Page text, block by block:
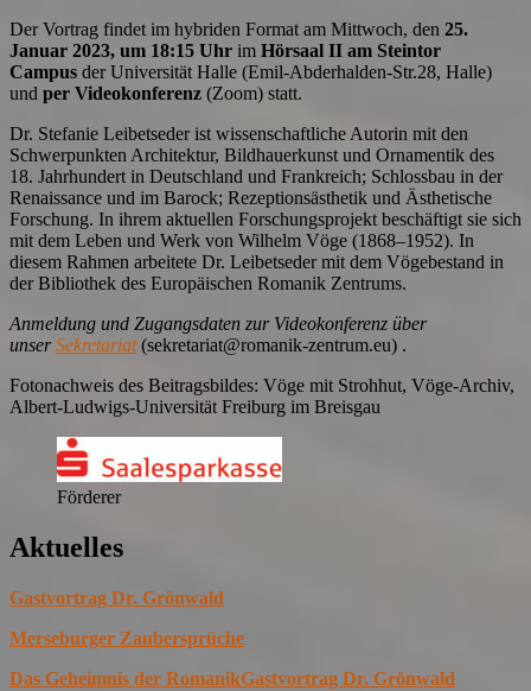
Der Vortrag findet im hybriden Format am Mittwoch, den 25.
Januar 2023, um 18:15 Uhr im Hörsaal II am Steintor
Campus der Universität Halle (Emil-Abderhalden-Str.28, Halle)
und per Videokonferenz (Zoom) statt.
Dr. Stefanie Leibetseder ist wissenschaftliche Autorin mit den
Schwerpunkten Architektur, Bildhauerkunst und Ornamentik des
18. Jahrhundert in Deutschland und Frankreich; Schlossbau in der
Renaissance und im Barock; Rezeptionsästhetik und Ästhetische
Forschung. In ihrem aktuellen Forschungsprojekt beschäftigt sie sich
mit dem Leben und Werk von Wilhelm Vöge (1868–1952). In
diesem Rahmen arbeitete Dr. Leibetseder mit dem Vögebestand in
der Bibliothek des Europäischen Romanik Zentrums.
Anmeldung und Zugangsdaten zur Videokonferenz über
unserSekretariat(sekretariat@romanik-zentrum.eu) .
Fotonachweis des Beitragsbildes: Vöge mit Strohhut, Vöge-Archiv,
Albert-Ludwigs-Universität Freiburg im Breisgau
Förderer
Aktuelles
Gastvortrag Dr. Grönwald
Merseburger Zaubersprüche
Das Geheimnis der RomanikGastvortrag Dr. Grönwald